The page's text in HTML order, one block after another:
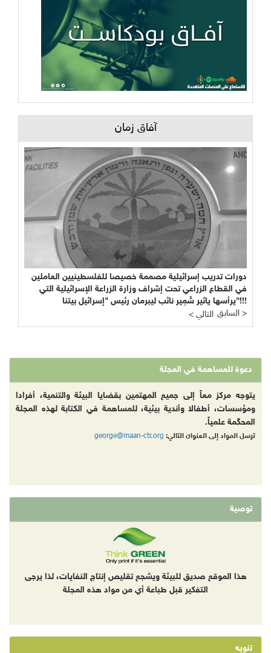
آفاق زمان
دورات تدريب إسرائيلية مصممة خصيصا للفلسطينيين العاملين
في القطاع الزراعي تحت إشراف وزارة الزراعة الإسرائيلية التي
يرأسها يائير شَمِير نائب ليبرمان رئيس "إسرائيل بيتنا"!!!
< التالي
السابق >
دعوة للمساهمة في المجلة
يتوجه مركز معاً إلى جميع المهتمين بقضايا البيئة والتنمية، أفرادا
ومؤسسات، أطفالا وأندية بيئية، للمساهمة في الكتابة لهذه المجلة
المحكّمة علمياً.
ترسل المواد إلى العنوان التالي: george@maan-ctr.org
توصية
هذا الموقع صديق للبيئة ويشجع تقليص إنتاج النفايات، لذا يرجى
التفكير قبل طباعة أي من مواد هذه المجلة
تنويه